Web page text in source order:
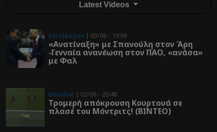
Latest Videos
Euroleague | 03/06 - 19:09
«Ανατίναξη» με Σπανούλη στον Άρη
-Γενναία ανανέωση στον ΠΑΟ, «ανάσα»
με Φαλ
Mundial | 02/06 - 20:48
Τρομερή απόκρουση Κουρτουά σε
πλασέ του Μόντριτς! (ΒΙΝΤΕΟ)